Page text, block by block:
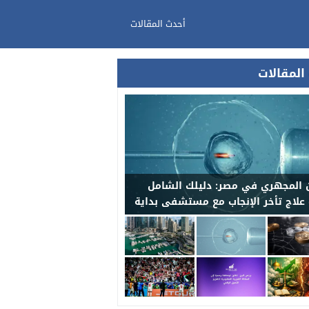
أحدث المقالات
المجهري في مصر: دليلك الشامل
علاج تأخر الإنجاب مع مستشفى بداية